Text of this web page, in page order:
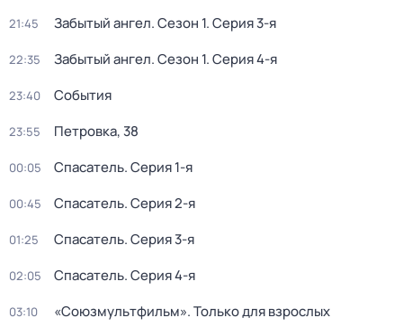
21:45 Забытый ангел. Сезон 1. Серия 3-я
22:35 Забытый ангел. Сезон 1. Серия 4-я
23:40 События
23:55 Петровка, 38
00:05 Спасатель. Серия 1-я
00:45 Спасатель. Серия 2-я
01:25 Спасатель. Серия 3-я
02:05 Спасатель. Серия 4-я
03:10 «Союзмультфильм». Только для взрослых